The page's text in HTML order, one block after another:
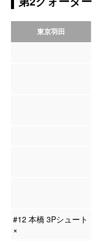
東京羽田
#12 本橋 3Pシュート
×